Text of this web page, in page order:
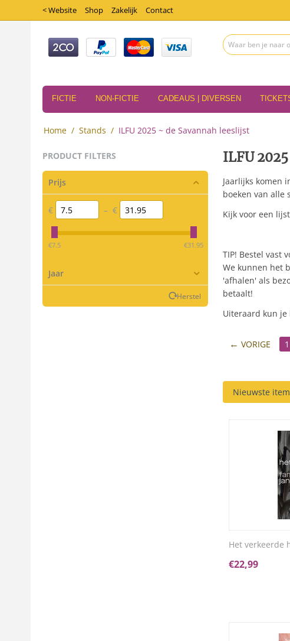
< Website Shop Zakelijk Contact
FICTIE NON-FICTIE CADEAUS | DIVERSEN
Home / Stands / ILFU 2025 ~ de Savannah leeslijst
PRODUCT FILTERS
Prijs
€ – €
‎€7.5 ‎€31.95
Jaar
Herstel
ILFU
Jaarlijks komen
boeken van alle
Kijk voor een
TIP! Bestel vast
We kunnen het
'afhalen' als
betaalt!
Uiteraard kun je
VORIGE 1
Nieuwste
Het verkeerde
€22,99